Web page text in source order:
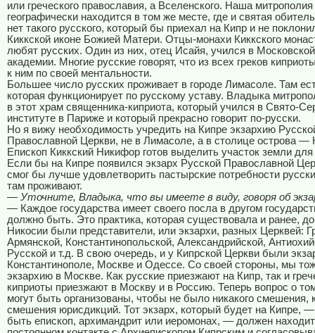
или греческого православия, а Вселенского. Наша митрополия
географически находится в том же месте, где и святая
нет такого русского, который бы приехал на Кипр и не
Киккской иконе Божией Матери. Отцы-монахи Киккского
любят русских. Один из них, отец Исайя, учился в
академии. Многие русские говорят, что из всех греков
к ним по своей ментальности.
Большее число русских проживает в городе Лимасоле. Там
которая функционирует по русскому уставу. Владыка
в этот храм священника-киприота, который учился в Свято-
институте в Париже и который прекрасно говорит по-русски.
Но я вижу необходимость учредить на Кипре экзархию
Православной Церкви, не в Лимасоле, а в столице острова —
Епископ Киккский Никифор готов выделить участок земли
Если бы на Кипре появился экзарх Русской Православной
смог бы лучше удовлетворить пастырские потребности
там проживают.
— Уточните, Владыка, что вы имеете в виду, говоря об
— Каждое государства имеет своего посла в другом
должно быть. Это практика, которая существовала и ранее,
Никосии были представители, или экзархи, разных Церквей:
Армянской, Константинопольской, Александрийской,
Русской и т.д. В свою очередь, и у Кипрской Церкви были
Константинополе, Москве и Одессе. Со своей стороны, мы
экзархию в Москве. Как русские приезжают на Кипр, так и
киприоты приезжают в Москву и в Россию. Теперь вопрос о
могут быть организованы, чтобы не было никакого смешения,
смешения юрисдикций. Тот экзарх, который будет на Кипре,
быть епископ, архимандрит или иеромонах, — должен